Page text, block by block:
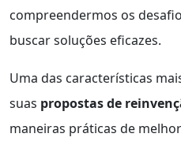
compreendermos os
buscar soluções eficazes.
Uma das características
suas propostas de
maneiras práticas de